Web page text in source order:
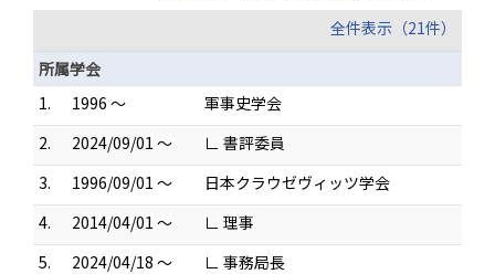
全件表示（21件）
所属学会
1.
1996 ～
軍事史学会
2.
2024/09/01 ～
∟ 書評委員
3.
1996/09/01 ～
日本クラウゼヴィッツ学会
4.
2014/04/01 ～
∟ 理事
5.
2024/04/18 ～
∟ 事務局長